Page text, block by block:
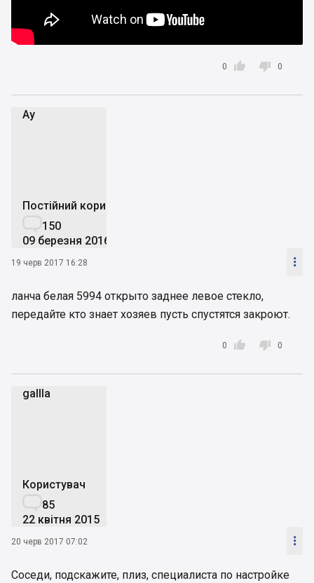

0  0
Аy
Постійний користувач
150
09 березня 2016
19 черв 2017 16:28 
ланча белая 5994 открыто заднее левое стекло,
передайте кто знает хозяев пусть спустятся закроют.

0  0
gallla
Користувач
85
22 квітня 2015
20 черв 2017 07:02 
Соседи, подскажите, плиз, специалиста по настройке